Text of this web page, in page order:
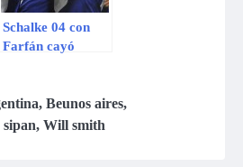
Schalke 04 con
Farfán cayó
la Copa Alemana
, Beunos aires,
, Will smith